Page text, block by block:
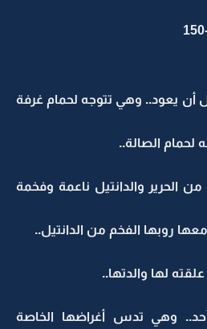
يعود.. وهي تتوجه لحمام غرفة
لحمام الصالة..
الحرير والدانتيل ناعمة وفخمة
روبها الفخم من الدانتيل..
لها والدتها..
وهي تدس أغراضها الخاصة